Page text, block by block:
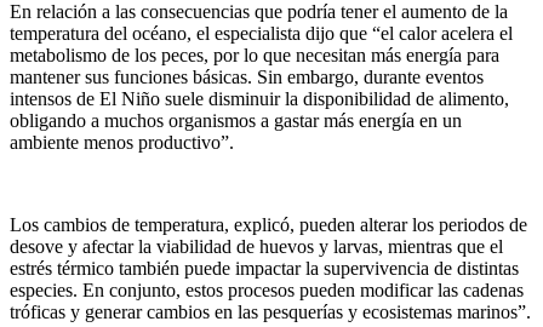
En relación a las consecuencias que podría tener el aumento de la
temperatura del océano, el especialista dijo que “el calor acelera el
metabolismo de los peces, por lo que necesitan más energía para
mantener sus funciones básicas. Sin embargo, durante eventos
intensos de El Niño suele disminuir la disponibilidad de alimento,
obligando a muchos organismos a gastar más energía en un
ambiente menos productivo”.
Los cambios de temperatura, explicó, pueden alterar los periodos de
desove y afectar la viabilidad de huevos y larvas, mientras que el
estrés térmico también puede impactar la supervivencia de distintas
especies. En conjunto, estos procesos pueden modificar las cadenas
tróficas y generar cambios en las pesquerías y ecosistemas marinos”.